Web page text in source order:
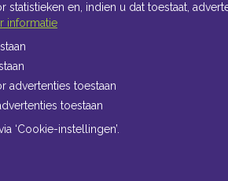
en, indien u dat toestaat,
informatie
advertenties toestaan
toestaan
‘Cookie-instellingen’.